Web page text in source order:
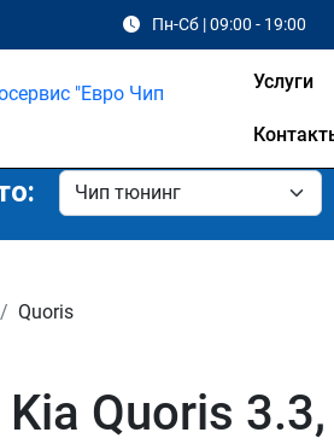
Пн-Сб | 09:00 - 19:00
Услуги
Quoris
Quoris